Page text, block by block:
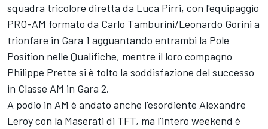
squadra tricolore diretta da Luca Pirri, con l'equipaggio
PRO-AM formato da Carlo Tamburini/Leonardo Gorini a
trionfare in Gara 1 agguantando entrambi la Pole
Position nelle Qualifiche, mentre il loro compagno
Philippe Prette si è tolto la soddisfazione del successo
in Classe AM in Gara 2.
A podio in AM è andato anche l'esordiente Alexandre
Leroy con la Maserati di TFT, ma l'intero weekend è